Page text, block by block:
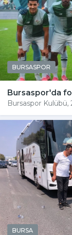
BURSASPOR
Bursaspor'da
Bursaspor Kulübü,
BURSA